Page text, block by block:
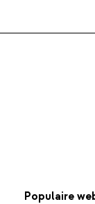
Populaire